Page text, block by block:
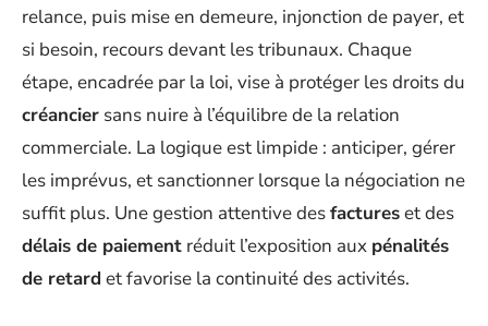
relance, puis mise en demeure, injonction de payer, et
si besoin, recours devant les tribunaux. Chaque
étape, encadrée par la loi, vise à protéger les droits du
créancier sans nuire à l’équilibre de la relation
commerciale. La logique est limpide : anticiper, gérer
les imprévus, et sanctionner lorsque la négociation ne
suffit plus. Une gestion attentive desfactureset des
délais de paiement réduit l’exposition aux pénalités
de retard et favorise la continuité des activités.